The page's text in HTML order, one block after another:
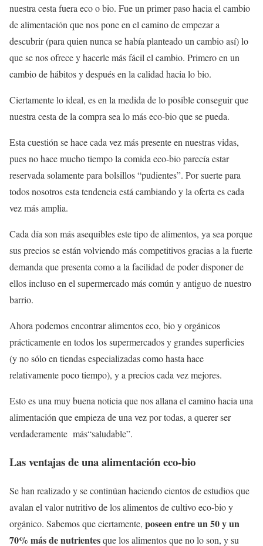
nuestra cesta fuera eco o bio. Fue un primer paso hacia el cambio
de alimentación que nos pone en el camino de empezar a
descubrir (para quien nunca se había planteado un cambio así) lo
que se nos ofrece y hacerle más fácil el cambio. Primero en un
cambio de hábitos y después en la calidad hacia lo bio.
Ciertamente lo ideal, es en la medida de lo posible conseguir que
nuestra cesta de la compra sea lo más eco-bio que se pueda.
Esta cuestión se hace cada vez más presente en nuestras vidas,
pues no hace mucho tiempo la comida eco-bio parecía estar
reservada solamente para bolsillos “pudientes”. Por suerte para
todos nosotros esta tendencia está cambiando y la oferta es cada
vez más amplia.
Cada día son más asequibles este tipo de alimentos, ya sea porque
sus precios se están volviendo más competitivos gracias a la fuerte
demanda que presenta como a la facilidad de poder disponer de
ellos incluso en el supermercado más común y antiguo de nuestro
barrio.
Ahora podemos encontrar alimentos eco, bio y orgánicos
prácticamente en todos los supermercados y grandes superficies
(y no sólo en tiendas especializadas como hasta hace
relativamente poco tiempo), y a precios cada vez mejores.
Esto es una muy buena noticia que nos allana el camino hacia una
alimentación que empieza de una vez por todas, a querer ser
verdaderamente más“saludable”.
Las ventajas de una alimentación eco-bio
Se han realizado y se continúan haciendo cientos de estudios que
avalan el valor nutritivo de los alimentos de cultivo eco-bio y
orgánico. Sabemos que ciertamente, poseen entre un 50 y un
70% más de nutrientesque los alimentos que no lo son, y su